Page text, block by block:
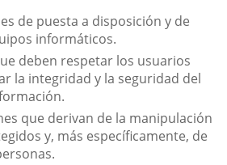
de puesta a disposición y de
informáticos.
deben respetar los usuarios
la integridad y la seguridad del
que derivan de la manipulación
y, más específicamente, de